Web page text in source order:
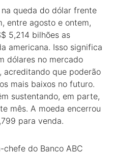
queda do dólar frente
entre agosto e ontem,
5,214 bilhões as
americana. Isso significa
dólares no mercado
acreditando que poderão
mais baixos no futuro.
sustentando, em parte,
mês. A moeda encerrou
para venda.
do Banco ABC